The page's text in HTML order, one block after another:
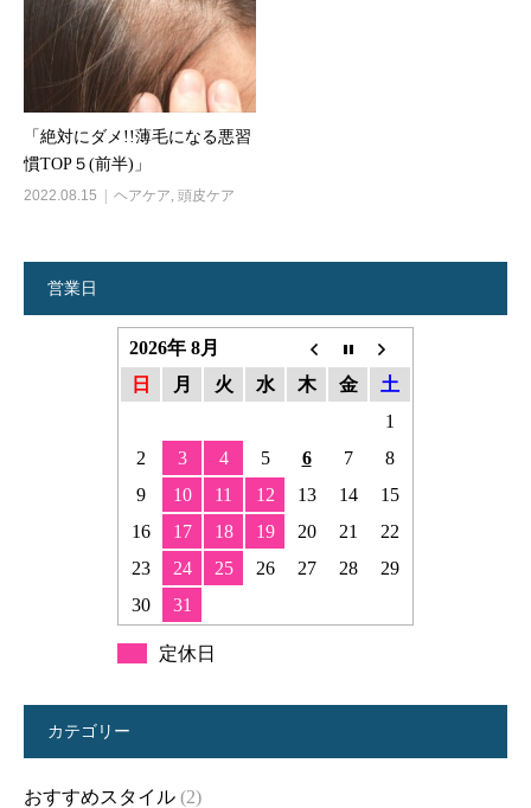
「絶対にダメ!!薄毛になる悪習
慣TOP５(前半)」
2022.08.15 ヘアケア, 頭皮ケア
営業日
2026年 8月
日
月 火 水 木 金
土
1
2
3 4 5 6 7
8
9
10 11 12 13 14
15
16
17 18 19 20 21
22
23
24 25 26 27 28
29
30
31
定休日
カテゴリー
おすすめスタイル (2)